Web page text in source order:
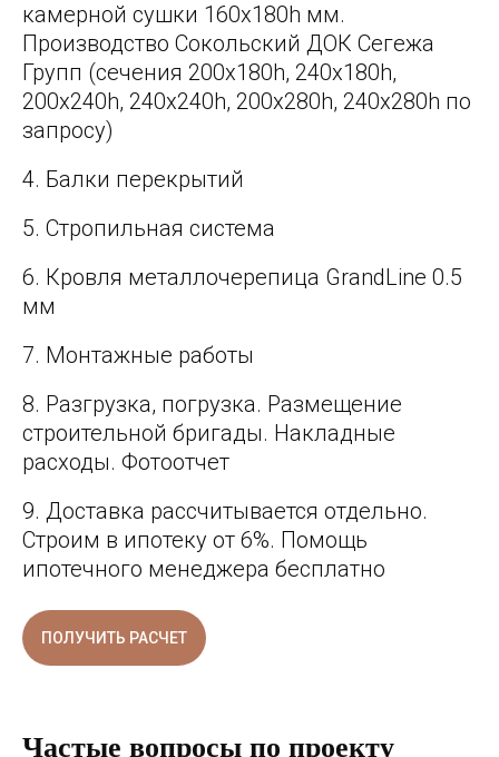
камерной сушки 160x180h мм.
Производство Сокольский ДОК Сегежа
Групп (сечения 200х180h, 240х180h,
200х240h, 240x240h, 200х280h, 240x280h по
запросу)
Балки перекрытий
Стропильная система
Кровля металлочерепица GrandLine 0.5
мм
Монтажные работы
Разгрузка, погрузка. Размещение
строительной бригады. Накладные
расходы. Фотоотчет
Доставка рассчитывается отдельно.
Строим в ипотеку от 6%. Помощь
ипотечного менеджера бесплатно
ПОЛУЧИТЬ РАСЧЕТ
Частые вопросы по проекту